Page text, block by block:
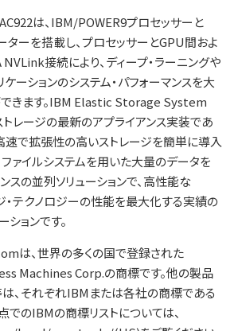
は、IBM/POWER9プロセッサーと
ターを搭載し、プロセッサーとGPU間およ
接続により、ディープ・ラーニングや
ーションのシステム・パフォーマンスを大
できます。IBM Elastic Storage System
トレージの最新のアプライアンス実装であ
速で拡張性の高いストレージを簡単に導入
ファイルシステムを用いた大量のデータを
スの並列ソリューションで、高性能な
テクノロジーの性能を最大化する実績の
ョンです。
は、世界の多くの国で登録された
Machines Corp.の商標です。他の製品
、それぞれIBMまたは各社の商標である
でのIBMの商標リストについては、